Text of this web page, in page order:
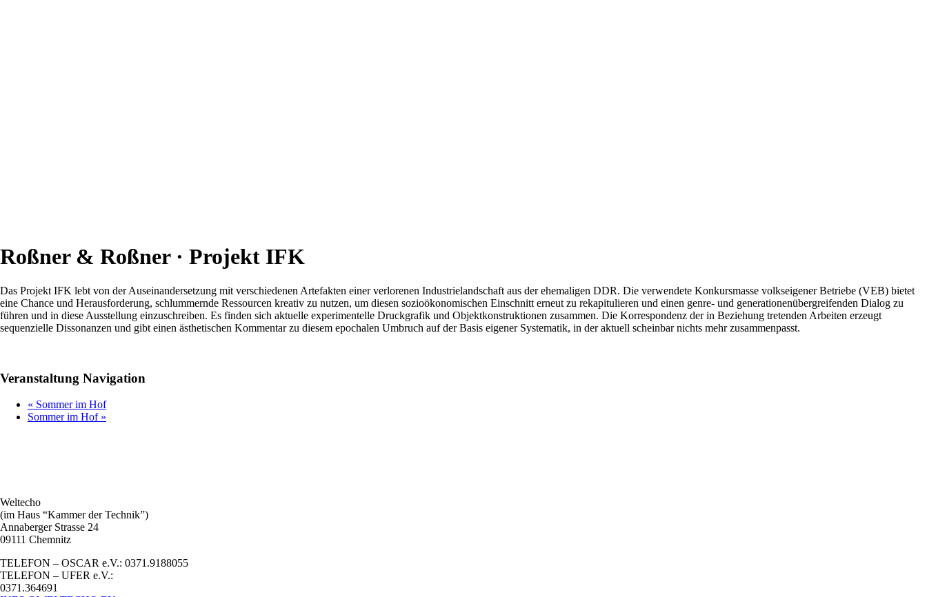
Roßner & Roßner · Projekt IFK
Das Projekt IFK lebt von der Auseinandersetzung mit verschiedenen Artefakten einer verlorenen Industrielandschaft aus der ehemaligen DDR. Die verwendete Konkursmasse volkseigener Betriebe (VEB) bietet
eine Chance und Herausforderung, schlummernde Ressourcen kreativ zu nutzen, um diesen sozioökonomischen Einschnitt erneut zu rekapitulieren und einen genre- und generationenübergreifenden Dialog zu
führen und in diese Ausstellung einzuschreiben. Es finden sich aktuelle experimentelle Druckgrafik und Objektkonstruktionen zusammen. Die Korrespondenz der in Beziehung tretenden Arbeiten erzeugt
sequenzielle Dissonanzen und gibt einen ästhetischen Kommentar zu diesem epochalen Umbruch auf der Basis eigener Systematik, in der aktuell scheinbar nichts mehr zusammenpasst.
Veranstaltung Navigation
« Sommer im Hof
Sommer im Hof »
Weltecho
(im Haus “Kammer der Technik”)
Annaberger Strasse 24
09111 Chemnitz
TELEFON – OSCAR e.V.: 0371.9188055
TELEFON – UFER e.V.:
0371.364691